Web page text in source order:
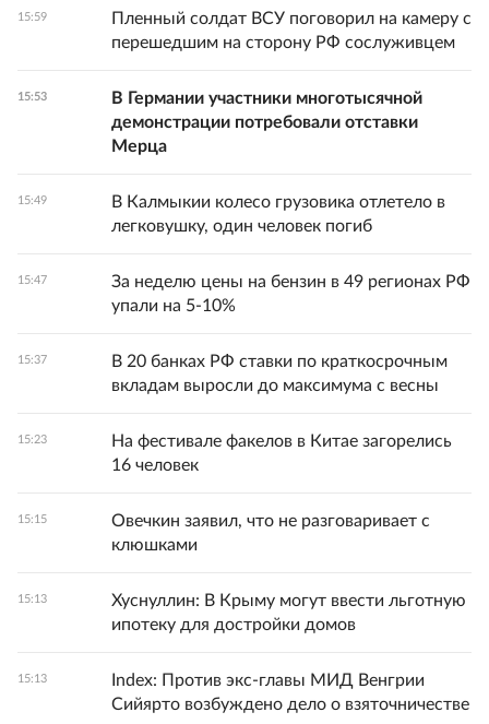
15:59
Пленный солдат ВСУ поговорил на камеру с
перешедшим на сторону РФ сослуживцем
15:53
В Германии участники многотысячной
демонстрации потребовали отставки
Мерца
15:49
В Калмыкии колесо грузовика отлетело в
легковушку, один человек погиб
15:47
За неделю цены на бензин в 49 регионах РФ
упали на 5-10%
15:37
В 20 банках РФ ставки по краткосрочным
вкладам выросли до максимума с весны
15:23
На фестивале факелов в Китае загорелись
16 человек
15:15
Овечкин заявил, что не разговаривает с
клюшками
15:13
Хуснуллин: В Крыму могут ввести льготную
ипотеку для достройки домов
15:13
Index: Против экс-главы МИД Венгрии
Сийярто возбуждено дело о взяточничестве